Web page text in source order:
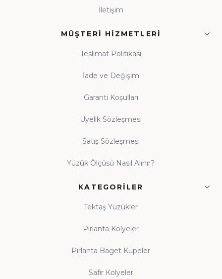
İletişim
MÜŞTERI HIZMETLERI
Teslimat Politikası
İade ve Değişim
Garanti Koşulları
Üyelik Sözleşmesi
Satış Sözleşmesi
Yüzük Ölçüsü Nasıl Alınır?
KATEGORILER
Tektaş Yüzükler
Pırlanta Kolyeler
Pırlanta Baget Küpeler
Safir Kolyeler